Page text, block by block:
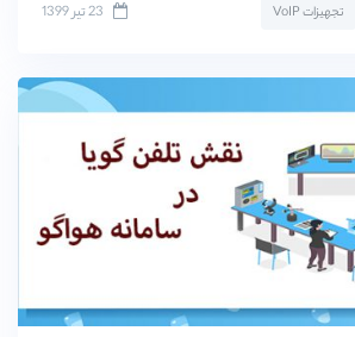
تجهیزات VoIP 23 تیر 1399